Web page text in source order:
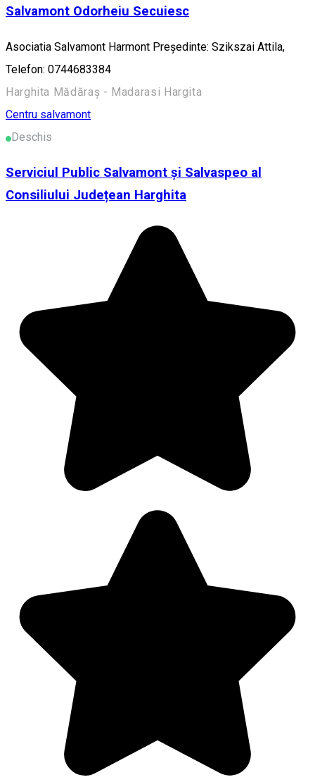
Salvamont Odorheiu Secuiesc
Asociatia Salvamont Harmont Președinte: Szikszai Attila,
Telefon: 0744683384
Harghita Mădăraș - Madarasi Hargita
Centru salvamont
Deschis
Serviciul Public Salvamont și Salvaspeo al
Consiliului Județean Harghita